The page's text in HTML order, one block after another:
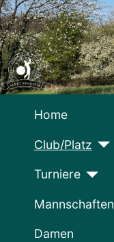
Home
Club/Platz
Turniere
Mannschaften
Damen